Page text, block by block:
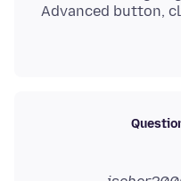
Advanced button,